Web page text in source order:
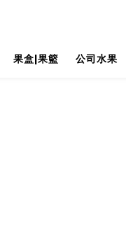
果盒|果籃 公司水果